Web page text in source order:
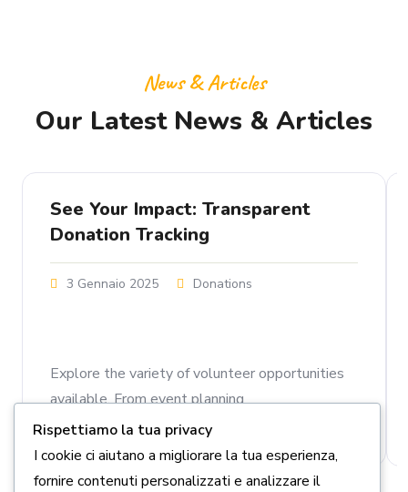
News & Articles
Our Latest News & Articles
See Your Impact: Transparent
Donation Tracking
3 Gennaio 2025 Donations
Explore the variety of volunteer opportunities
available. From event planning
READ MORE
Rispettiamo la tua privacy
I cookie ci aiutano a migliorare la tua esperienza,
fornire contenuti personalizzati e analizzare il